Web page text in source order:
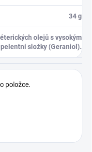
34 g
olejů s vysokým
složky (Geraniol).
položce.